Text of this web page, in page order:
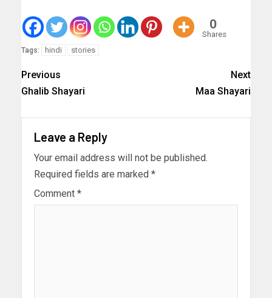
0
Shares
Tags: hindi stories
Previous
Ghalib Shayari
Next
Maa Shayari
Leave a Reply
Your email address will not be published.
Required fields are marked *
Comment *